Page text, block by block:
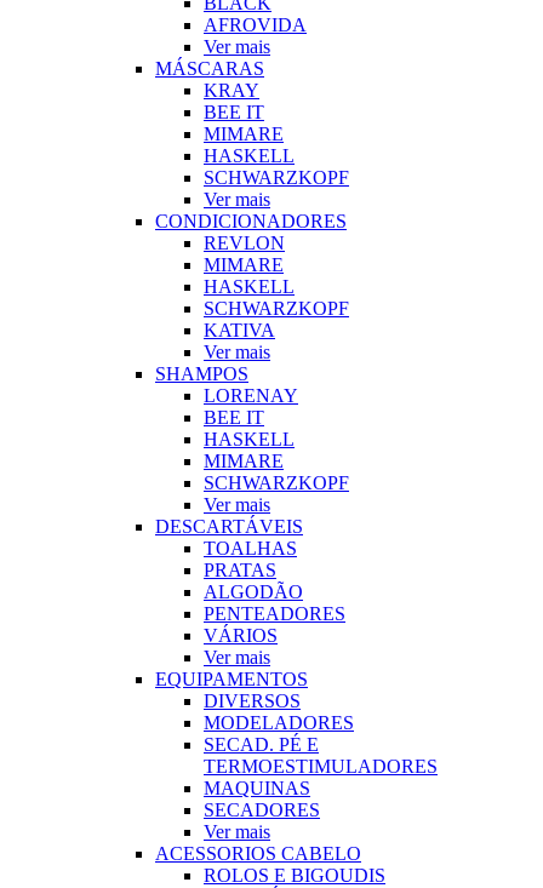
AFROVIDA
Ver mais
MÁSCARAS
KRAY
BEE IT
MIMARE
HASKELL
SCHWARZKOPF
Ver mais
CONDICIONADORES
REVLON
MIMARE
HASKELL
SCHWARZKOPF
KATIVA
Ver mais
SHAMPOS
LORENAY
BEE IT
HASKELL
MIMARE
SCHWARZKOPF
Ver mais
DESCARTÁVEIS
TOALHAS
PRATAS
ALGODÃO
PENTEADORES
VÁRIOS
Ver mais
EQUIPAMENTOS
DIVERSOS
MODELADORES
SECAD. PÉ E
TERMOESTIMULADORES
MAQUINAS
SECADORES
Ver mais
ACESSORIOS CABELO
ROLOS E BIGOUDIS